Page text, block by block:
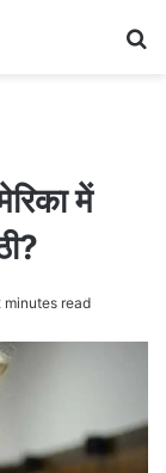
में
minutes read